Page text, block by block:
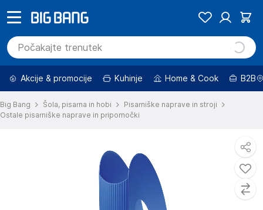
Akcije & promocije Kuhinje Home & Cook B2B
Big Bang Šola, pisarna in hobi
Pisarniške naprave in stroji
Ostale pisarniške naprave in pripomočki